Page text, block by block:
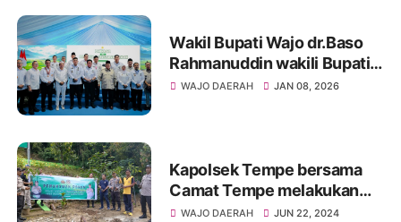
Wakil Bupati Wajo dr.Baso
Rahmanuddin wakili Bupati
terima Penghargan dari
WAJO DAERAH JAN 08, 2026
Kapolsek Tempe bersama
Camat Tempe melakukan
Penanaman Pohon
WAJO DAERAH JUN 22, 2024